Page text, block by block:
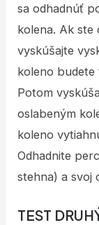
sa odhadnúť
kolena. Ak ste
vyskúšajte
koleno budete
Potom
oslabeným
koleno
Odhadnite
stehna) a svoj
TEST